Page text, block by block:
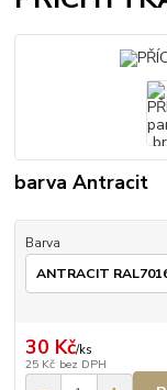
barva Antracit
Barva
30 Kč/ks
25 Kč bez DPH